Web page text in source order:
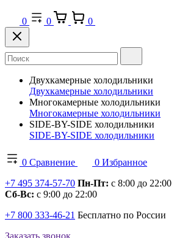
0 0 0
Двухкамерные холодильники
Двухкамерные холодильники
Многокамерные холодильники
Многокамерные холодильники
SIDE-BY-SIDE холодильники
SIDE-BY-SIDE холодильники
0 Сравнение 0 Избранное
+7 495 374-57-70 Пн-Пт: с 8:00 до 22:00
Сб-Вс: с 9:00 до 22:00
+7 800 333-46-21 Бесплатно по России
Заказать звонок